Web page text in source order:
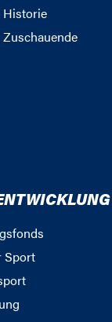
Historie
Zuschauende
Sport